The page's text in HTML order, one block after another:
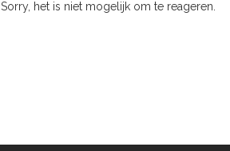
Sorry, het is niet mogelijk om te reageren.